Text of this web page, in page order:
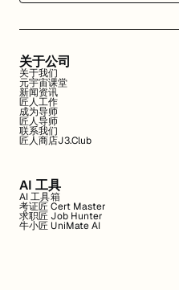
关于公司
关于我们
元宇宙课堂
新闻资讯
匠人工作
成为导师
匠人导师
联系我们
匠人商店J3.Club
AI 工具
AI 工具箱
考证匠 Cert Master
求职匠 Job Hunter
牛小匠 UniMate AI